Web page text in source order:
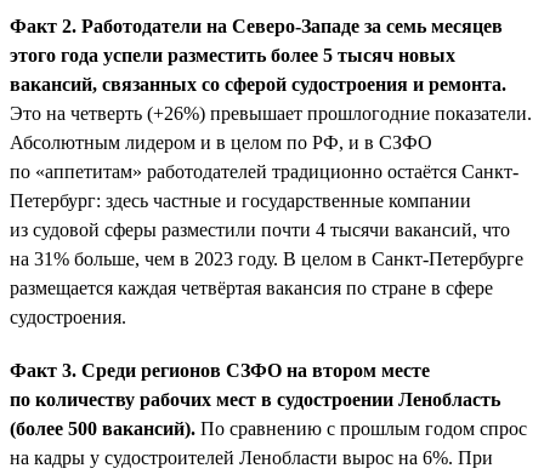
Факт 2. Работодатели на Северо-Западе за семь месяцев
этого года успели разместить более 5 тысяч новых
вакансий, связанных со сферой судостроения и ремонта.
Это на четверть (+26%) превышает прошлогодние показатели.
Абсолютным лидером и в целом по РФ, и в СЗФО
по «аппетитам» работодателей традиционно остаётся Санкт-
Петербург: здесь частные и государственные компании
из судовой сферы разместили почти 4 тысячи вакансий, что
на 31% больше, чем в 2023 году. В целом в Санкт-Петербурге
размещается каждая четвёртая вакансия по стране в сфере
судостроения.
Факт 3. Среди регионов СЗФО на втором месте
по количеству рабочих мест в судостроении Ленобласть
(более 500 вакансий). По сравнению с прошлым годом спрос
на кадры у судостроителей Ленобласти вырос на 6%. При